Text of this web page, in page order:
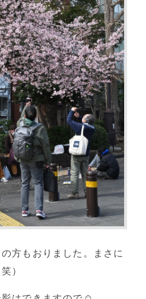
方もおりました。まさに
）